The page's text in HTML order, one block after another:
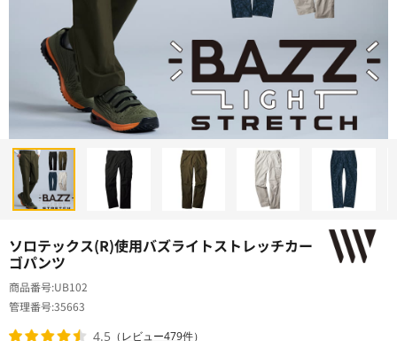
ソロテックス(R)使用バズライトストレッチカー
ゴパンツ
商品番号 UB102
管理番号35663
4.5 （レビュー479件）